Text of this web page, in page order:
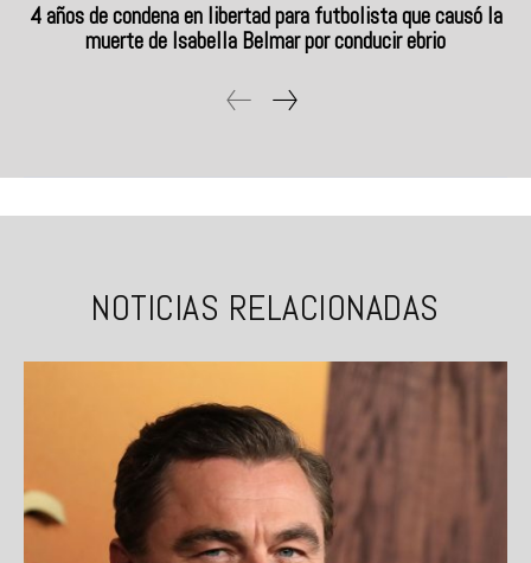
4 años de condena en libertad para futbolista que causó la
muerte de Isabella Belmar por conducir ebrio
NOTICIAS RELACIONADAS